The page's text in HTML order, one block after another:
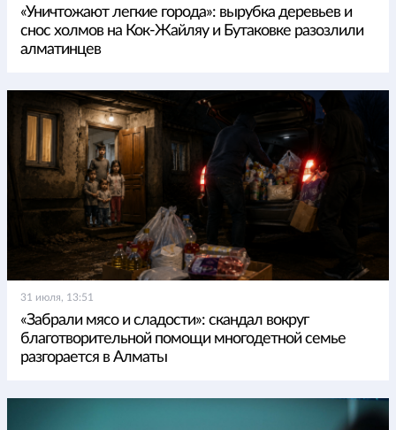
«Уничтожают легкие города»: вырубка деревьев и
снос холмов на Кок-Жайляу и Бутаковке разозлили
алматинцев
31 июля, 13:51
«Забрали мясо и сладости»: скандал вокруг
благотворительной помощи многодетной семье
разгорается в Алматы